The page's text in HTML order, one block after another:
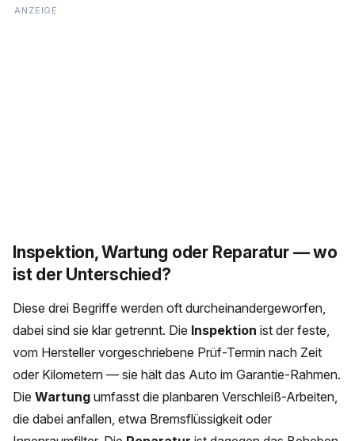
Inspektion, Wartung oder Reparatur — wo
ist der Unterschied?
Diese drei Begriffe werden oft durcheinandergeworfen,
dabei sind sie klar getrennt. Die Inspektion ist der feste,
vom Hersteller vorgeschriebene Prüf-Termin nach Zeit
oder Kilometern — sie hält das Auto im Garantie-Rahmen.
Die Wartung umfasst die planbaren Verschleiß-Arbeiten,
die dabei anfallen, etwa Bremsflüssigkeit oder